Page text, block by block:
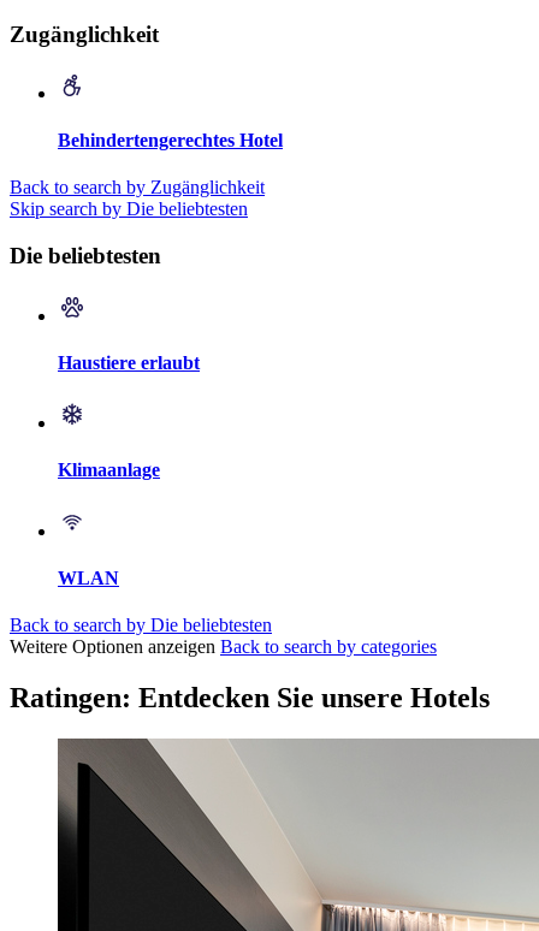
Zugänglichkeit
Behindertengerechtes Hotel
Back to search by Zugänglichkeit
Skip search by Die beliebtesten
Die beliebtesten
Haustiere erlaubt
Klimaanlage
WLAN
Back to search by Die beliebtesten
Weitere Optionen anzeigen Back to search by categories
Ratingen: Entdecken Sie unsere Hotels